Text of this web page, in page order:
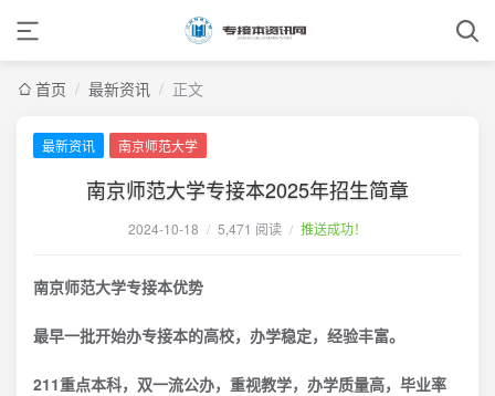
首页 / 最新资讯 / 正文
最新资讯 南京师范大学
南京师范大学专接本2025年招生简章
2024-10-18 / 5,471 阅读 / 推送成功！
南京师范大学专接本优势
最早一批开始办专接本的高校，办学稳定，经验丰富。
211重点本科，双一流公办，重视教学，办学质量高，毕业率